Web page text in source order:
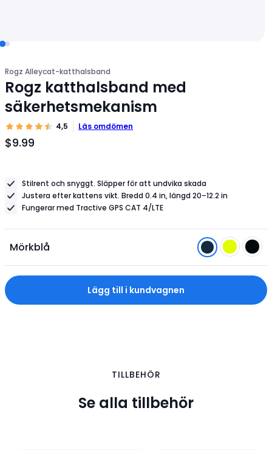
Rogz Alleycat-katthalsband
Rogz katthalsband med
säkerhetsmekanism
4,5 Läs omdömen
$9.99
Produktpris
Stilrent och snyggt. Släpper för att undvika skada
Justera efter kattens vikt. Bredd 0.4 in, längd 20–12.2 in
Fungerar med Tractive GPS CAT 4/LTE
Mörkblå
Lägg till i kundvagnen
TILLBEHÖR
Se alla tillbehör